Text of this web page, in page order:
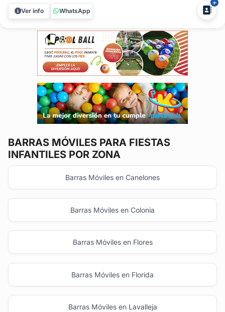
tradicionales y preferidos por el público, con el aval de las
marcas de primer nivel como: RON BACARDI VODKA
SMIRNOFF FERNET BRANCA...
Ver info WhatsApp
BARRAS MÓVILES PARA FIESTAS
INFANTILES POR ZONA
Barras Móviles en Canelones
Barras Móviles en Colonia
Barras Móviles en Flores
Barras Móviles en Florida
Barras Móviles en Lavalleja